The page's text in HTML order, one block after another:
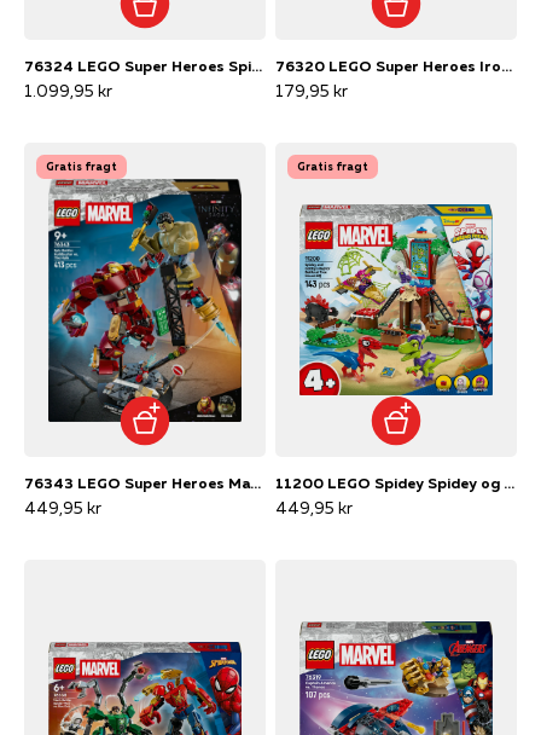
76324 LEGO Super Heroes Spider-Man mod Oscorp
1.099,95 kr
76320 LEGO Super Heroes Iron Man og War Machine mod Hammer-droner
179,95 kr
Gratis fragt
76343 LEGO Super Heroes Marvel Episk kamp: Hulkbuster mod Hulk
449,95 kr
Gratis fragt
11200 LEGO Spidey Spidey og Gobbys raptorkamp ved hovedkvarteret
449,95 kr